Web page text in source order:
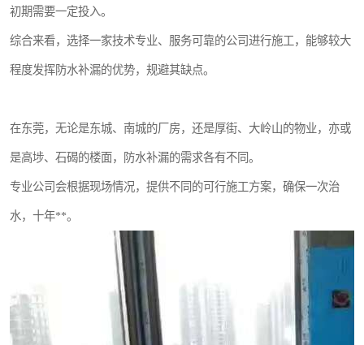
初期需要一定投入。
综合来看，选择一家技术专业、服务可靠的公司进行施工，能够较大
程度发挥防水补漏的优势，规避其缺点。
在东莞，无论是东城、南城的厂房，还是厚街、大岭山的物业，亦或
是高埗、石碣的楼面，防水补漏的需求各有不同。
专业公司会根据现场情况，提供不同的可行施工方案，确保一次治
水，十年**。